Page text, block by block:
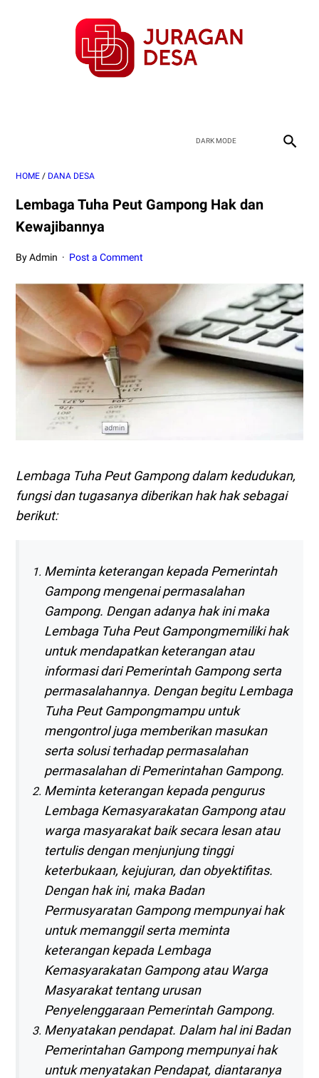
HOME / DANA DESA
Lembaga Tuha Peut Gampong Hak dan
Kewajibannya
By Admin Post a Comment
Lembaga Tuha Peut Gampong dalam kedudukan,
fungsi dan tugasanya diberikan hak hak sebagai
berikut:
Meminta keterangan kepada Pemerintah
Gampong mengenai permasalahan
Gampong. Dengan adanya hak ini maka
Lembaga Tuha Peut Gampongmemiliki hak
untuk mendapatkan keterangan atau
informasi dari Pemerintah Gampong serta
permasalahannya. Dengan begitu Lembaga
Tuha Peut Gampongmampu untuk
mengontrol juga memberikan masukan
serta solusi terhadap permasalahan
permasalahan di Pemerintahan Gampong.
Meminta keterangan kepada pengurus
Lembaga Kemasyarakatan Gampong atau
warga masyarakat baik secara lesan atau
tertulis dengan menjunjung tinggi
keterbukaan, kejujuran, dan obyektifitas.
Dengan hak ini, maka Badan
Permusyaratan Gampong mempunyai hak
untuk memanggil serta meminta
keterangan kepada Lembaga
Kemasyarakatan Gampong atau Warga
Masyarakat tentang urusan
Penyelenggaraan Pemerintah Gampong.
Menyatakan pendapat. Dalam hal ini Badan
Pemerintahan Gampong mempunyai hak
untuk menyatakan Pendapat, diantaranya